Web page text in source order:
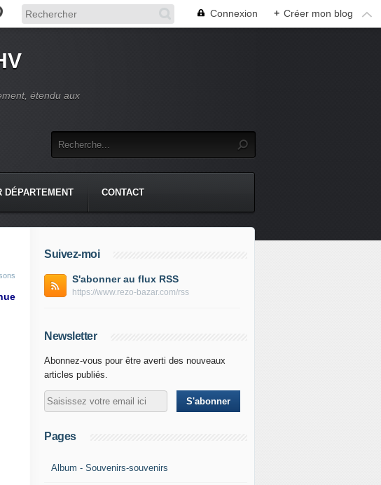
Connexion + Créer mon blog
étendu aux
DÉPARTEMENT CONTACT
Suivez-moi
S'abonner au flux RSS
https://www.rezo-bazar.com/rss
Newsletter
Abonnez-vous pour être averti des nouveaux
articles publiés.
Pages
Album - Souvenirs-souvenirs